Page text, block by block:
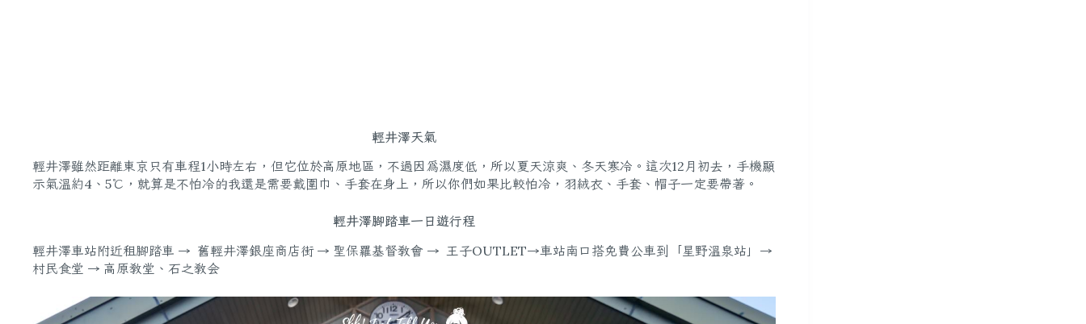
輕井澤天氣
輕井澤雖然距離東京只有車程1小時左右，但它位於高原地區，不過因為濕度低，所以夏天涼爽、冬天寒冷。這次12月初去，手機顯
示氣溫約4、5℃，就算是不怕冷的我還是需要戴圍巾、手套在身上，所以你們如果比較怕冷，羽絨衣、手套、帽子一定要帶著。
輕井澤腳踏車一日遊行程
輕井澤車站附近租腳踏車 → 舊輕井澤銀座商店街 → 聖保羅基督教會 → 王子OUTLET→車站南口搭免費公車到「星野溫泉站」→
村民食堂 → 高原教堂、石之教会